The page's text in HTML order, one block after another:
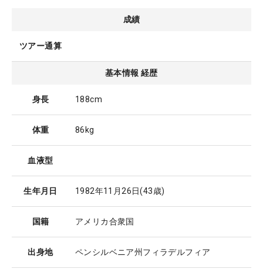
成績
ツアー通算
基本情報 経歴
身長 188cm
体重 86kg
血液型
生年月日 1982年11月26日(43歳)
国籍 アメリカ合衆国
出身地 ペンシルベニア州フィラデルフィア